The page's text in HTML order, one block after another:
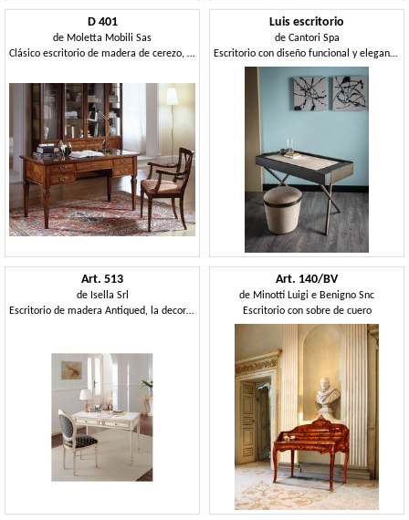
D 401
de Moletta Mobili Sas
Clásico escritorio de madera de cerezo, la tapa con incrustaciones
Luis escritorio
de Cantori Spa
Escritorio con diseño funcional y elegante armonía.
Art. 513
de Isella Srl
Escritorio de madera Antiqued, la decoración de hojas de oro, para la oficina
Art. 140/BV
de Minotti Luigi e Benigno Snc
Escritorio con sobre de cuero